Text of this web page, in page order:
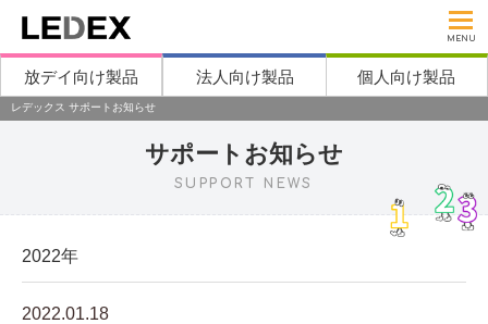
MENU
放デイ向け製品 法人向け製品 個人向け製品
レデックス サポートお知らせ
サポートお知らせ
SUPPORT NEWS
2022年
2022.01.18